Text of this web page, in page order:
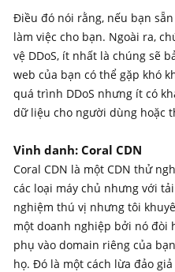
Điều đó nói rằng, nếu bạn
làm việc cho bạn. Ngoài ra,
vệ DDoS, ít nhất là chúng sẽ
web của bạn có thể gặp khó
quá trình DDoS nhưng ít có
dữ liệu cho người dùng hoặc
Vinh danh: Coral CDN
Coral CDN là một CDN thử
các loại máy chủ nhưng với
nghiệm thú vị nhưng tôi
một doanh nghiệp bởi nó đòi
phụ vào domain riêng của
họ. Đó là một cách lừa đảo